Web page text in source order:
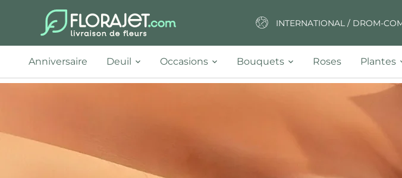
INTERNATIONAL / DROM-
Anniversaire Deuil Occasions Bouquets Roses Plantes